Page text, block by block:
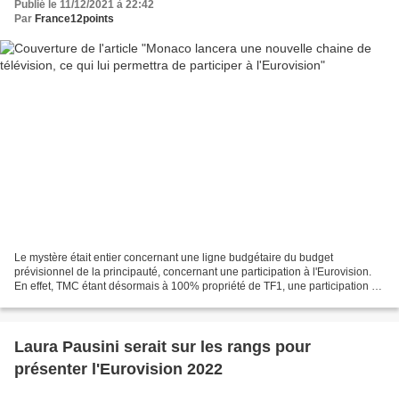
Publié le 11/12/2021 à 22:42
Par France12points
Le mystère était entier concernant une ligne budgétaire du budget
prévisionnel de la principauté, concernant une participation à l'Eurovision.
En effet, TMC étant désormais à 100% propriété de TF1, une participation à
Laura Pausini serait sur les rangs pour
présenter l'Eurovision 2022